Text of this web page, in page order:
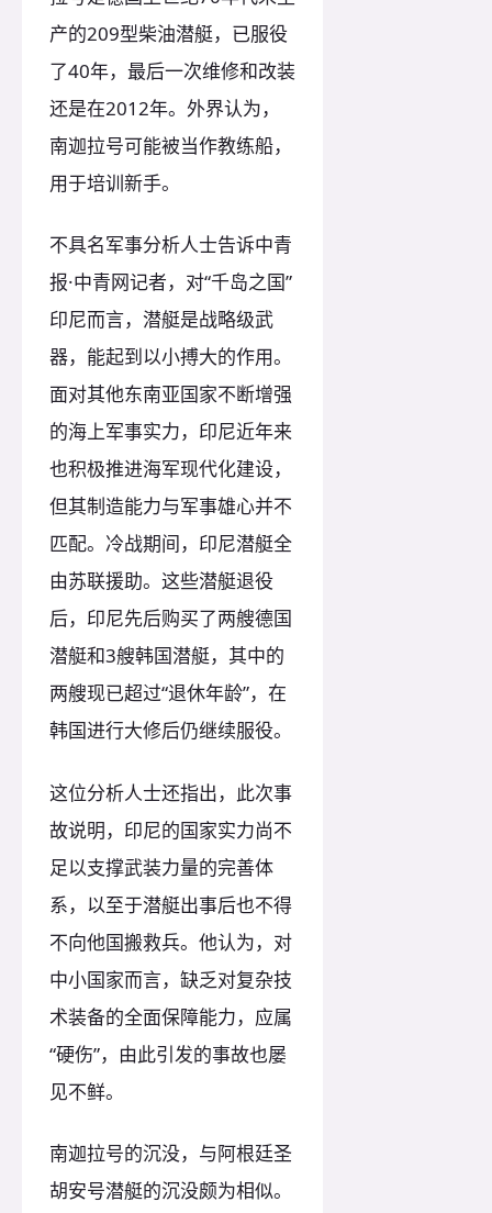
产的209型柴油潜艇，已服役
了40年，最后一次维修和改装
还是在2012年。外界认为，
南迦拉号可能被当作教练船，
用于培训新手。
不具名军事分析人士告诉中青
报·中青网记者，对“千岛之国”
印尼而言，潜艇是战略级武
器，能起到以小搏大的作用。
面对其他东南亚国家不断增强
的海上军事实力，印尼近年来
也积极推进海军现代化建设，
但其制造能力与军事雄心并不
匹配。冷战期间，印尼潜艇全
由苏联援助。这些潜艇退役
后，印尼先后购买了两艘德国
潜艇和3艘韩国潜艇，其中的
两艘现已超过“退休年龄”，在
韩国进行大修后仍继续服役。
这位分析人士还指出，此次事
故说明，印尼的国家实力尚不
足以支撑武装力量的完善体
系，以至于潜艇出事后也不得
不向他国搬救兵。他认为，对
中小国家而言，缺乏对复杂技
术装备的全面保障能力，应属
“硬伤”，由此引发的事故也屡
见不鲜。
南迦拉号的沉没，与阿根廷圣
胡安号潜艇的沉没颇为相似。